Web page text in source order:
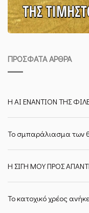
ΠΡΌΣΦΑΤΑ ΆΡΘΡΑ
Η ΑΙ ΕΝΑΝΤΙΟΝ ΤΗΣ
Το σμπαράλιασμα των
Η ΣΙΓΗ ΜΟΥ ΠΡΟΣ
Το κατοχικό χρέος